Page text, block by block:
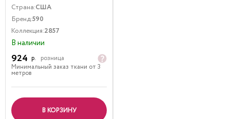
Страна:США
Бренд:590
Коллекция:2857
В наличии
924 р.
розница
Минимальный заказ ткани от 3
метров
В КОРЗИНУ